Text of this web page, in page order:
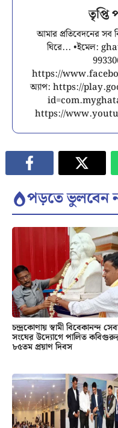
তৃপ্তি
আমার প্রতিবেদনের সব
ঘিরে... •ইমেল:
https://
অ্যাপ: https://
https://
পড়তে ভুলবেন
চন্দ্রকোণায় স্বামী বিবেকানন্দ
সংঘের উদ্যোগে পালিত
৮৫তম প্রয়াণ দিবস